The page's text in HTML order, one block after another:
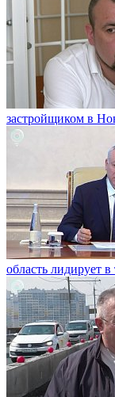
застройщиком в
область лидирует